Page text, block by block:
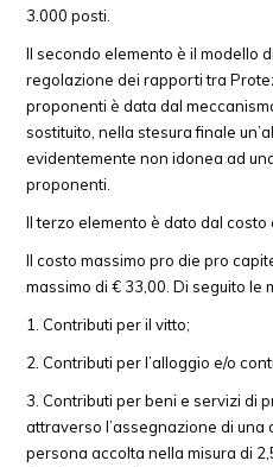
3.000 posti.
Il secondo elemento è il modello
regolazione dei rapporti tra
proponenti è data dal
sostituito, nella stesura finale
evidentemente non idonea ad
proponenti.
Il terzo elemento è dato dal costo
Il costo massimo pro die pro
massimo di € 33,00. Di seguito le
Contributi per il vitto;
Contributi per l’alloggio e/o
Contributi per beni e servizi di
attraverso l’assegnazione di
persona accolta nella misura di